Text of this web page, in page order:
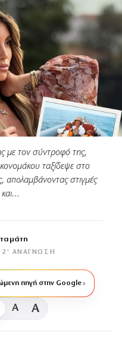
με τον σύντροφό της,
ταξίδεψε στο
απολαμβάνοντας στιγμές
· 2′ ΑΝΆΓΝΩΣΗ
πηγή στην Google
A A